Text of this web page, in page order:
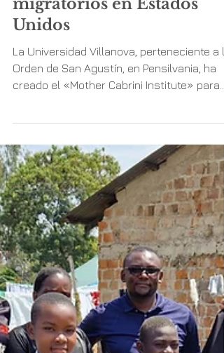
funda un instituto
dedicado a los fenómenos
migratorios en Estados
Unidos
promover la educación y la investigación
sobre el fenómeno migratorio, así como la
incidencia pública y el servicio sobre
aspectos relacionados con los migrantes y
los refugiados. El instituto se presentó en
Filmoteca Vaticana el pasado 30 de
septiembre, con la proyección de la
«Cabrini» y con un acto en el Instituto
Patrístico Agustinian